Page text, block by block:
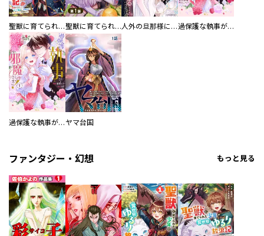
聖獣に育てられた少年の異世界ゆるり放浪記～神様からもらったチート魔法で、仲間たちとスローライフを満喫中～ 聖獣に育てられた少年の異世界ゆるり放浪記～神様からもらったチート魔法で、仲間たちとスローライフを満喫中～【分冊版】 人外の旦那様に娶られ毎晩ナカまで愛される…。アンソロジー 過保護な執事が私の婚活を邪魔してきます！ 分冊版
過保護な執事が私の婚活を邪魔してきます！ ヤマ台国
ファンタジー・幻想 もっと見る